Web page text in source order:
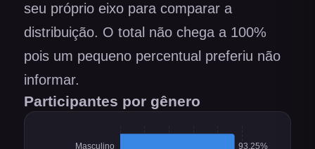
seu próprio eixo para comparar a
distribuição. O total não chega a 100%
pois um pequeno percentual preferiu não
informar.
Participantes por gênero